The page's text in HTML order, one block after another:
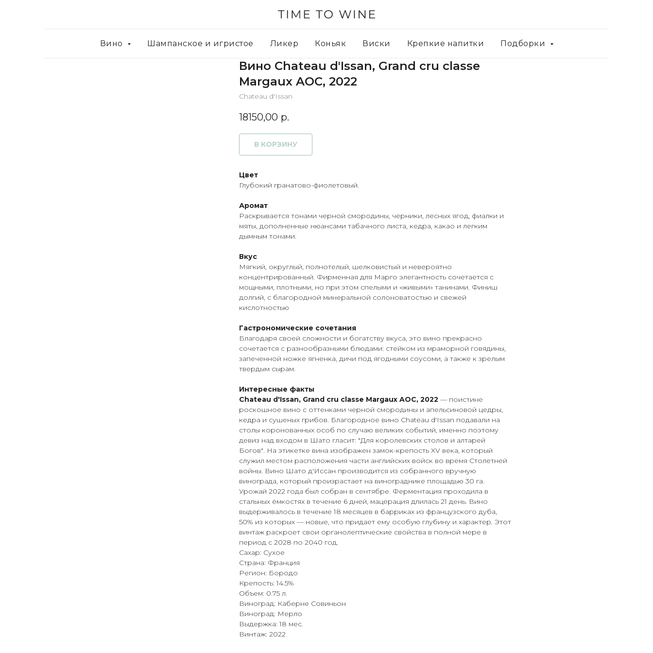
Вино Шампанское и игристое Ликер Коньяк Виски Крепкие напитки Подборки
Вино Chateau d'Issan, Grand cru classe
Margaux AOC, 2022
Chateau d'Issan
18150,00 р.
В КОРЗИНУ
Цвет
Глубокий гранатово-фиолетовый.
Аромат
Раскрывается тонами черной смородины, черники, лесных ягод, фиалки и
мяты, дополненные нюансами табачного листа, кедра, какао и легким
дымным тонами.
Вкус
Мягкий, округлый, полнотелый, шелковистый и невероятно
концентрированный. Фирменная для Марго элегантность сочетается с
мощными, плотными, но при этом спелыми и «живыми» танинами. Финиш
долгий, с благородной минеральной солоноватостью и свежей
кислотностью
Гастрономические сочетания
Благодаря своей сложности и богатству вкуса, это вино прекрасно
сочетается с разнообразными блюдами: стейком из мраморной говядины,
запеченной ножке ягненка, дичи под ягодными соусоми, а также к зрелым
твердым сырам.
Интересные факты
Chateau d'Issan, Grand cru classe Margaux AOC, 2022 — поистине
роскошное вино с оттенками черной смородины и апельсиновой цедры,
кедра и сушеных грибов. Благородное вино Chateau d'Issan подавали на
столы коронованных особ по случаю великих событий, именно поэтому
девиз над входом в Шато гласит: "Для королевских столов и алтарей
Богов". На этикетке вина изображен замок-крепость XV века, который
служил местом расположения части английских войск во время Столетней
войны. Вино Шато д'Иссан производится из собранного вручную
винограда, который произрастает на винограднике площадью 30 га.
Урожай 2022 года был собран в сентябре. Ферментация проходила в
стальных ёмкостях в течение 6 дней, мацерация длилась 21 день. Вино
выдерживалось в течение 18 месяцев в барриках из французского дуба,
50% из которых — новые, что придает ему особую глубину и характер. Этот
винтаж раскроет свои органолептические свойства в полной мере в
период с 2028 по 2040 год.
Сахар: Сухое
Страна: Франция
Регион: Бородо
Крепость: 14.5%
Объем: 0.75 л.
Виноград: Каберне Совиньон
Виноград: Мерло
Выдержка: 18 мес.
Винтаж: 2022